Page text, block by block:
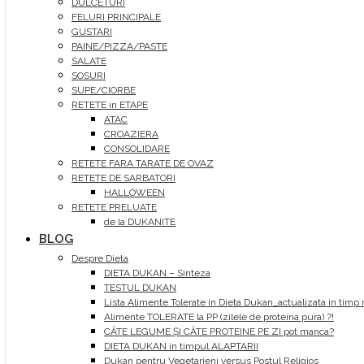
DULCETURI
FELURI PRINCIPALE
GUSTARI
PAINE/PIZZA/PASTE
SALATE
SOSURI
SUPE/CIORBE
RETETE in ETAPE
ATAC
CROAZIERA
CONSOLIDARE
RETETE FARA TARATE DE OVAZ
RETETE DE SARBATORI
HALLOWEEN
RETETE PRELUATE
de la DUKANITE
BLOG
Despre Dieta
DIETA DUKAN – Sinteza
TESTUL DUKAN
Lista Alimente Tolerate in Dieta Dukan_actualizata in timp
Alimente TOLERATE la PP (zilele de proteina pura) ?!
CÂTE LEGUME ȘI CÂTE PROTEINE PE ZI pot manca?
DIETA DUKAN in timpul ALAPTARII
Dukan pentru Vegetarieni versus Postul Religios